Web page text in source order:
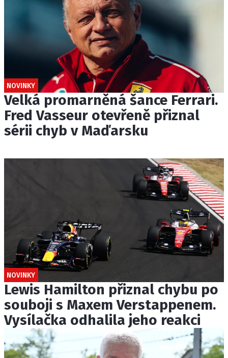
NOVINKY
Velká promarněná šance Ferrari.
Fred Vasseur otevřeně přiznal
sérii chyb v Maďarsku
NOVINKY
Lewis Hamilton přiznal chybu po
souboji s Maxem Verstappenem.
Vysílačka odhalila jeho reakci